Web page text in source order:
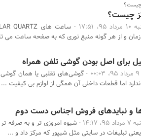
چیست؟
چیست؟
-
و از هر گونه منبع نوری که به صفحه ساعت می
گوشی‌های تقلبی یا همان
اما قطعات داخلی آن همگی از لوازم بی کیفیت ...
و نبایدهای فروش اجناس دست دوم
14:17 -
شیوه امروزی تر و به صرفه
تبلیغات در سایتی مثل شیپور که مرکز داد و ...